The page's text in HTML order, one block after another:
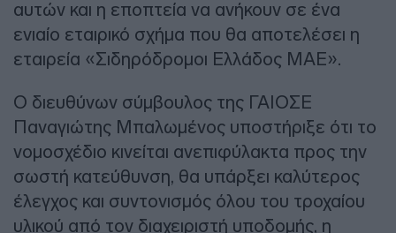
αυτών και η εποπτεία να ανήκουν σε ένα
ενιαίο εταιρικό σχήμα που θα αποτελέσει η
εταιρεία «Σιδηρόδρομοι Ελλάδος ΜΑΕ».
Ο διευθύνων σύμβουλος της ΓΑΙΟΣΕ
Παναγιώτης Μπαλωμένος υποστήριξε ότι το
νομοσχέδιο κινείται ανεπιφύλακτα προς την
σωστή κατεύθυνση, θα υπάρξει καλύτερος
έλεγχος και συντονισμός όλου του τροχαίου
υλικού από τον διαχειριστή υποδομής, η